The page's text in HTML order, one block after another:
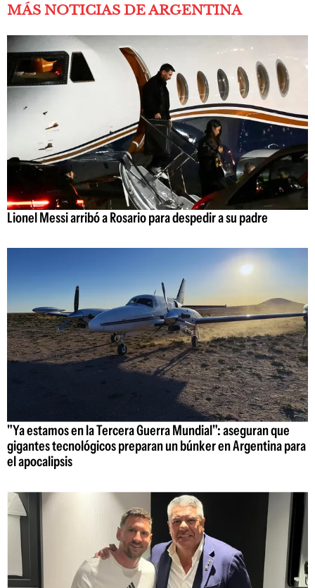
MÁS NOTICIAS DE ARGENTINA
Lionel Messi arribó a Rosario para despedir a su padre
"Ya estamos en la Tercera Guerra Mundial": aseguran que
gigantes tecnológicos preparan un búnker en Argentina para
el apocalipsis